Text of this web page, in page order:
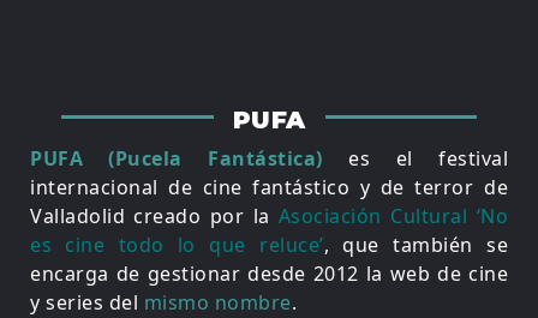
PUFA
PUFA (Pucela Fantástica) es el festival
internacional de cine fantástico y de terror de
Valladolid creado por la Asociación Cultural ‘No
es cine todo lo que reluce’, que también se
encarga de gestionar desde 2012 la web de cine
y series del mismo nombre.